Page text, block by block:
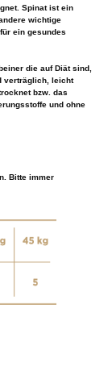
Spinat ist ein
wichtige
ein gesundes
die auf Diät sind,
verträglich, leicht
bzw. das
und ohne
Bitte immer